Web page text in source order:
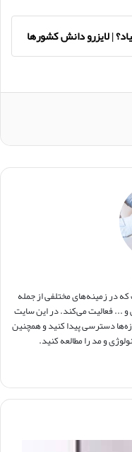
در زمینه‌های مختلفی از جمله
و ... فعالیت می‌کند. در این سایت
دسترسی پیدا کنید و همچنین
و مد را مطالعه کنید.